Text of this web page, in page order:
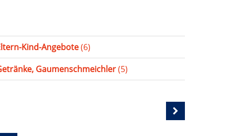
Kind-Angebote(6)
Gaumenschmeichler(5)